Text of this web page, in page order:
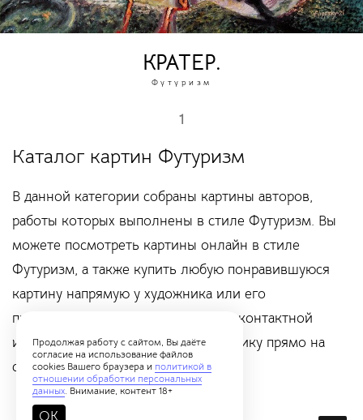
КРАТЕР.
Футуризм
1
Каталог картин Футуризм
В данной категории собраны картины авторов,
работы которых выполнены в стиле Футуризм. Вы
можете посмотреть картины онлайн в стиле
Футуризм, а также купить любую понравившуюся
картину напрямую у художника или его
представителя, воспользовавшись контактной
информацией или написать художнику прямо на
сайте онлайн.
Продолжая работу с сайтом, Вы даёте
согласие на использование файлов
cookies Вашего браузера и политикой в
отношении обработки персональных
данных. Внимание, контент 18+
OK